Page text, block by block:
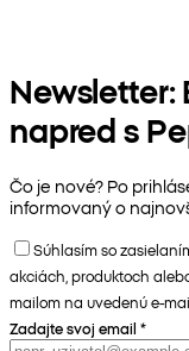
Newsletter:
napred s
Čo je nové? Po
informovaný o
Súhlasím so
akciách, produktoch
mailom na uvedenú e-
Zadajte svoj email *